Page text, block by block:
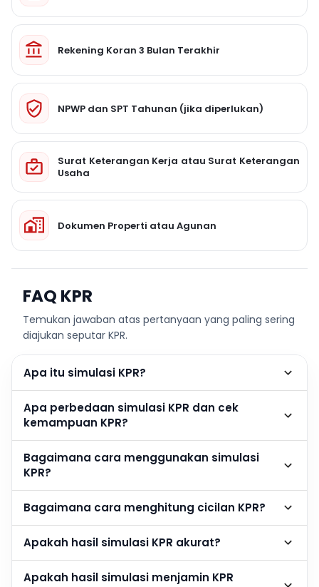
Rekening Koran 3 Bulan Terakhir
NPWP dan SPT Tahunan (jika diperlukan)
Surat Keterangan Kerja atau Surat Keterangan
Usaha
Dokumen Properti atau Agunan
FAQ KPR
Temukan jawaban atas pertanyaan yang paling sering
diajukan seputar KPR.
Apa itu simulasi KPR?
Apa perbedaan simulasi KPR dan cek
kemampuan KPR?
Bagaimana cara menggunakan simulasi
KPR?
Bagaimana cara menghitung cicilan KPR?
Apakah hasil simulasi KPR akurat?
Apakah hasil simulasi menjamin KPR